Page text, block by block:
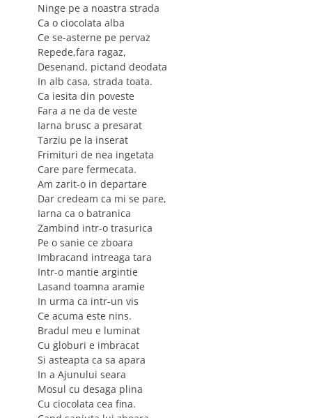
Ninge pe a noastra strada
Ca o ciocolata alba
Ce se-asterne pe pervaz
Repede,fara ragaz,
Desenand, pictand deodata
In alb casa, strada toata.
Ca iesita din poveste
Fara a ne da de veste
Iarna brusc a presarat
Tarziu pe la inserat
Frimituri de nea ingetata
Care pare fermecata.
Am zarit-o in departare
Dar credeam ca mi se pare,
Iarna ca o batranica
Zambind intr-o trasurica
Pe o sanie ce zboara
Imbracand intreaga tara
Intr-o mantie argintie
Lasand toamna aramie
In urma ca intr-un vis
Ce acuma este nins.
Bradul meu e luminat
Cu globuri e imbracat
Si asteapta ca sa apara
In a Ajunului seara
Mosul cu desaga plina
Cu ciocolata cea fina.